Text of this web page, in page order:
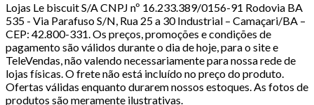
Lojas Le biscuit S/A CNPJ nº 16.233.389/0156-91 Rodovia BA
535 - Via Parafuso S/N, Rua 25 a 30 Industrial – Camaçari/BA –
CEP: 42.800-331. Os preços, promoções e condições de
pagamento são válidos durante o dia de hoje, para o site e
TeleVendas, não valendo necessariamente para nossa rede de
lojas físicas. O frete não está incluído no preço do produto.
Ofertas válidas enquanto durarem nossos estoques. As fotos de
produtos são meramente ilustrativas.